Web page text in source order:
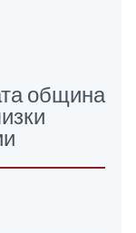
община